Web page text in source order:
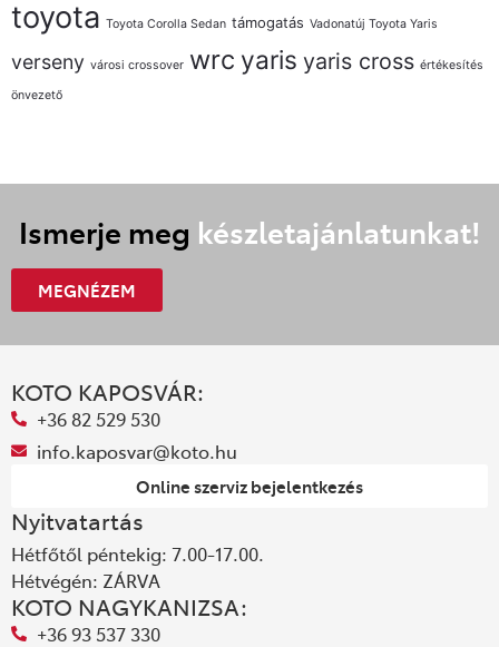
toyota Toyota Corolla Sedan támogatás Vadonatúj Toyota Yaris
verseny városi crossover wrc yaris yaris cross értékesítés
önvezető
Ismerje meg készletajánlatunkat!
MEGNÉZEM
KOTO KAPOSVÁR:
+36 82 529 530
info.kaposvar@koto.hu
Online szerviz bejelentkezés
Nyitvatartás
Hétfőtől péntekig: 7.00-17.00.
Hétvégén: ZÁRVA
KOTO NAGYKANIZSA:
+36 93 537 330